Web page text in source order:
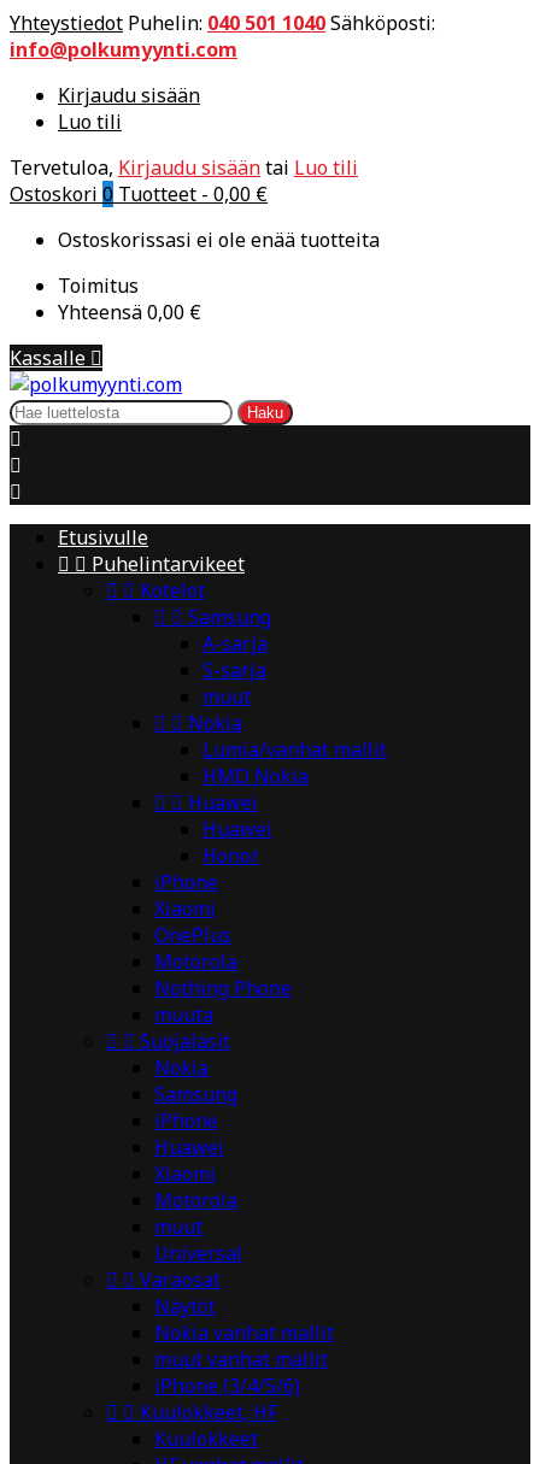
Yhteystiedot Puhelin: 040 501 1040Sähköposti:
info@polkumyynti.com
Kirjaudu sisään
Luo tili
Tervetuloa, Kirjaudu sisääntai Luo tili
Ostoskori 0 Tuotteet - 0,00 €
Ostoskorissasi ei ole enää tuotteita
Toimitus
Yhteensä0,00 €
Kassalle 
Haku



Etusivulle
  Puhelintarvikeet
  Kotelot
  Samsung
A-sarja
S-sarja
muut
  Nokia
Lumia/vanhat mallit
HMD Nokia
  Huawei
Huawei
Honor
iPhone
Xiaomi
OnePlus
Motorola
Nothing Phone
muuta
  Suojalasit
Nokia
Samsung
iPhone
Huawei
Xiaomi
Motorola
muut
Universal
  Varaosat
Näytöt
Nokia vanhat mallit
muut vanhat mallit
iPhone (3/4/5/6)
  Kuulokkeet, HF
Kuulokkeet